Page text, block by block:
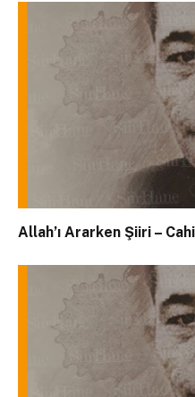
Allah’ı Ararken Şiiri –